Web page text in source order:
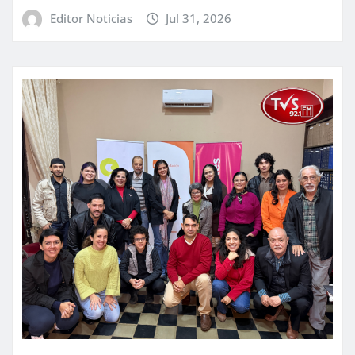
Editor Noticias Jul 31, 2026